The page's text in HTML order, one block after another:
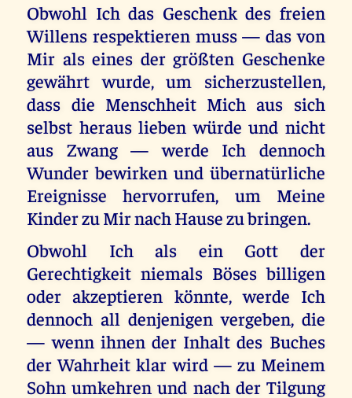
Obwohl Ich das Geschenk des freien
Willens respektieren muss — das von
Mir als eines der größten Geschenke
gewährt wurde, um sicherzustellen,
dass die Menschheit Mich aus sich
selbst heraus lieben würde und nicht
aus Zwang — werde Ich dennoch
Wunder bewirken und übernatürliche
Ereignisse hervorrufen, um Meine
Kinder zu Mir nach Hause zu bringen.
Obwohl Ich als ein Gott der
Gerechtigkeit niemals Böses billigen
oder akzeptieren könnte, werde Ich
dennoch all denjenigen vergeben, die
— wenn ihnen der Inhalt des Buches
der Wahrheit klar wird — zu Meinem
Sohn umkehren und nach der Tilgung